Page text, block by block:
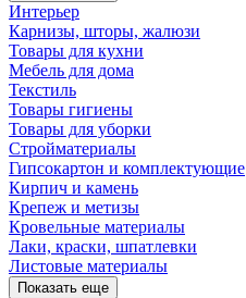
Интерьер
Карнизы, шторы, жалюзи
Товары для кухни
Мебель для дома
Текстиль
Товары гигиены
Товары для уборки
Стройматериалы
Гипсокартон и комплектующие
Кирпич и камень
Крепеж и метизы
Кровельные материалы
Лаки, краски, шпатлевки
Листовые материалы
Показать еще